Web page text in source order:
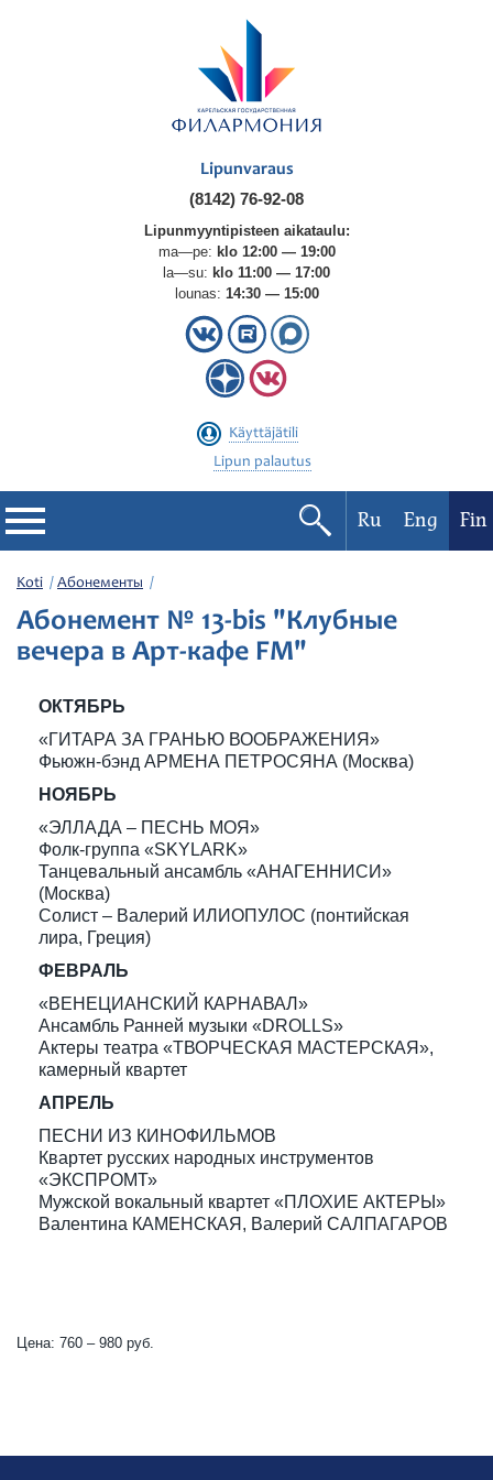
Lipunvaraus
(8142) 76-92-08
Lipunmyyntipisteen aikataulu:
ma—pe: klo 12:00 — 19:00
la—su: klo 11:00 — 17:00
lounas: 14:30 — 15:00
Käyttäjätili
Lipun palautus
Filharmonia
Konserttikalenteri
Festivaalit
Ru Eng Fin
Koti Абонементы
Абонемент № 13-bis "Клубные
вечера в Арт-кафе FM"
ОКТЯБРЬ
«ГИТАРА ЗА ГРАНЬЮ ВООБРАЖЕНИЯ»
Фьюжн-бэнд АРМЕНА ПЕТРОСЯНА (Москва)
НОЯБРЬ
«ЭЛЛАДА – ПЕСНЬ МОЯ»
Фолк-группа «SKYLARK»
Танцевальный ансамбль «АНАГЕННИСИ»
(Москва)
Солист – Валерий ИЛИОПУЛОС (понтийская
лира, Греция)
ФЕВРАЛЬ
«ВЕНЕЦИАНСКИЙ КАРНАВАЛ»
Ансамбль Ранней музыки «DROLLS»
Актеры театра «ТВОРЧЕСКАЯ МАСТЕРСКАЯ»,
камерный квартет
АПРЕЛЬ
ПЕСНИ ИЗ КИНОФИЛЬМОВ
Квартет русских народных инструментов
«ЭКСПРОМТ»
Мужской вокальный квартет «ПЛОХИЕ АКТЕРЫ»
Валентина КАМЕНСКАЯ, Валерий САЛПАГАРОВ
Цена: 760 – 980 руб.